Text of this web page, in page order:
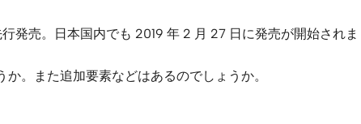
発売。日本国内でも 2019 年 2 月 27 日に発売が開始され
。また追加要素などはあるのでしょうか。